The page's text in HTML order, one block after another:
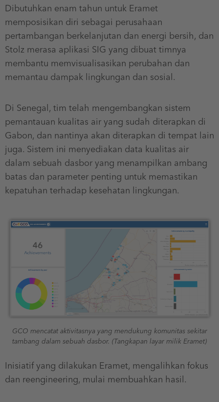
Dibutuhkan enam tahun untuk Eramet
memposisikan diri sebagai perusahaan
pertambangan berkelanjutan dan energi bersih, dan
Stolz merasa aplikasi SIG yang dibuat timnya
membantu memvisualisasikan perubahan dan
memantau dampak lingkungan dan sosial.
Di Senegal, tim telah mengembangkan sistem
pemantauan kualitas air yang sudah diterapkan di
Gabon, dan nantinya akan diterapkan di tempat lain
juga. Sistem ini menyediakan data kualitas air
dalam sebuah dasbor yang menampilkan ambang
batas dan parameter penting untuk memastikan
kepatuhan terhadap kesehatan lingkungan.
GCO mencatat aktivitasnya yang mendukung komunitas sekitar
tambang dalam sebuah dasbor. (Tangkapan layar milik Eramet)
Inisiatif yang dilakukan Eramet, mengalihkan fokus
dan reengineering, mulai membuahkan hasil.